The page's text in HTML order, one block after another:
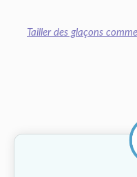
Tailler des glaçons